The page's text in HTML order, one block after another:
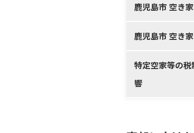
鹿児島市 空き
鹿児島市 空き
特定空家等の税
響